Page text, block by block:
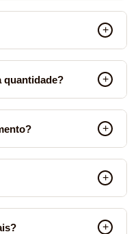
quantidade?